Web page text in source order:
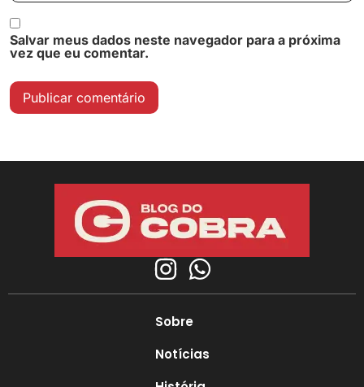
Salvar meus dados neste navegador para a próxima
vez que eu comentar.
Sobre
Notícias